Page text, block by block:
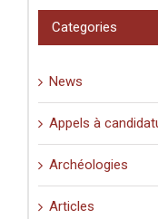
Categories
News
Appels à
Archéologies
Articles